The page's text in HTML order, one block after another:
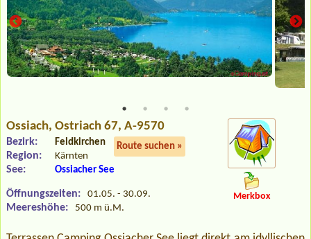
Ossiach, Ostriach 67, A-9570
Route suchen »
Bezirk: Feldkirchen
Region: Kärnten
See: Ossiacher See
Öffnungszeiten: 01.05. - 30.09.
Meereshöhe: 500 m ü.M.
Merkbox